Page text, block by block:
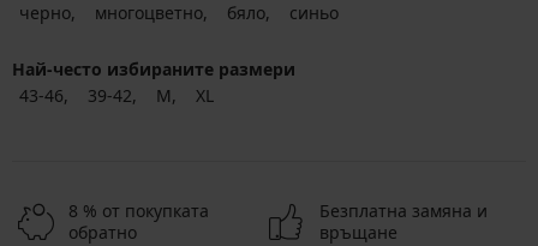
черно
многоцветно бяло синьо
Най-често избираните размери
43-46
39-42 M XL
8 % от покупката
обратно
Безплатна замяна и
връщане